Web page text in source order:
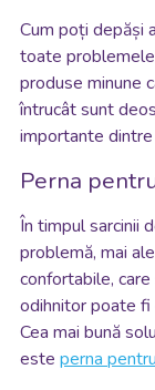
Cum poți depăși
toate
produse minune
întrucât sunt
importante
Perna
În timpul sarcinii
problemă, mai
confortabile,
odihnitor poate fi
Cea mai bună
este perna